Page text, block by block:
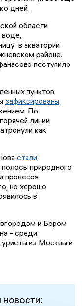
дней.
области
в акватории
районе.
поступило
пунктов
зафиксированы
По
линии
как
стали
природного
пронёсся
но хорошо
в
и Бором
- среди
из Москвы и